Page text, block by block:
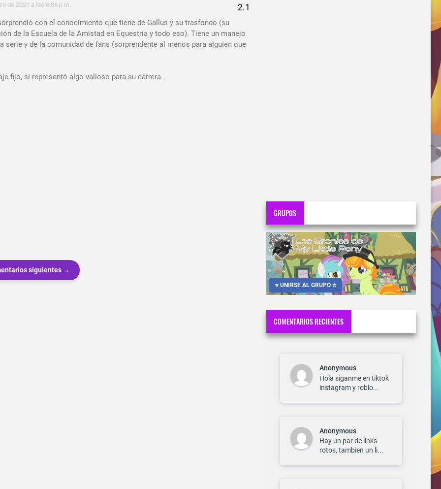
de 2021 a las 6:06 p.m.
con el conocimiento que tiene de Gallus y su trasfondo (su
de la Escuela de la Amistad en Equestria y todo eso). Tiene un manejo
serie y de la comunidad de fans (sorprendente al menos para alguien que
fijo, sí representó algo valioso para su carrera.
siguientes →
GRUPOS
⭐ UNIRSE AL GRUPO ⭐
COMENTARIOS RECIENTES
Anonymous
Hola siganme en tiktok
instagram y roblo...
Anonymous
Hay un par de links
rotos, tambien un li...